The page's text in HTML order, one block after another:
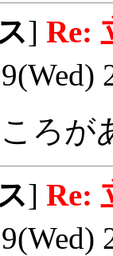
] Re:
ろが
] Re: